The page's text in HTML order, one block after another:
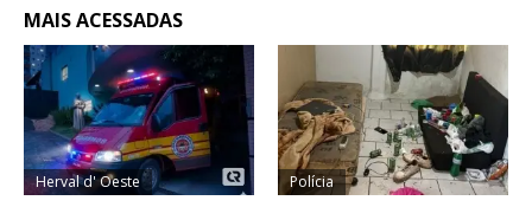
MAIS ACESSADAS
Herval d' Oeste Polícia